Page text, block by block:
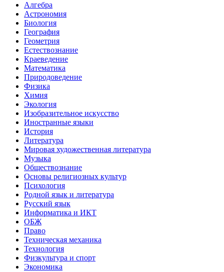
Алгебра
Астрономия
Биология
География
Геометрия
Естествознание
Краеведение
Математика
Природоведение
Физика
Химия
Экология
Изобразительное искусство
Иностранные языки
История
Литература
Мировая художественная литература
Музыка
Обществознание
Основы религиозных культур
Психология
Родной язык и литература
Русский язык
Информатика и ИКТ
ОБЖ
Право
Техническая механика
Технология
Физкультура и спорт
Экономика